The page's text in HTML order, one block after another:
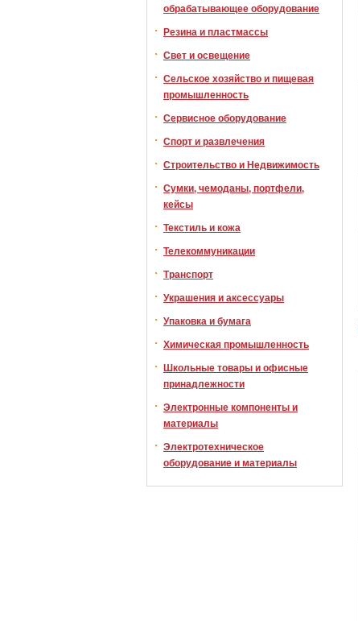
обрабатывающее оборудование
Резина и пластмассы
Свет и освещение
Сельское хозяйство и пищевая
промышленность
Сервисное оборудование
Спорт и развлечения
Строительство и Недвижимость
Сумки, чемоданы, портфели,
кейсы
Текстиль и кожа
Телекоммуникации
Транспорт
Украшения и аксессуары
Упаковка и бумага
Химическая промышленность
Школьные товары и офисные
принадлежности
Электронные компоненты и
материалы
Электротехническое
оборудование и материалы